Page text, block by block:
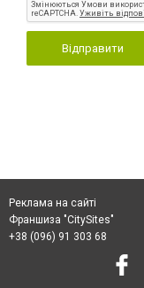
Відправити
Реклама на сайті
Франшиза "CitySites"
+38 (096) 91 303 68